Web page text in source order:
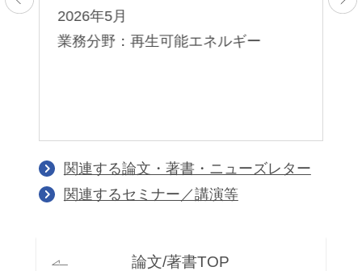
2026年5月
業務分野：再生可能エネルギー
関連する論文・著書・ニューズレター
関連するセミナー／講演等
論文/著書TOP